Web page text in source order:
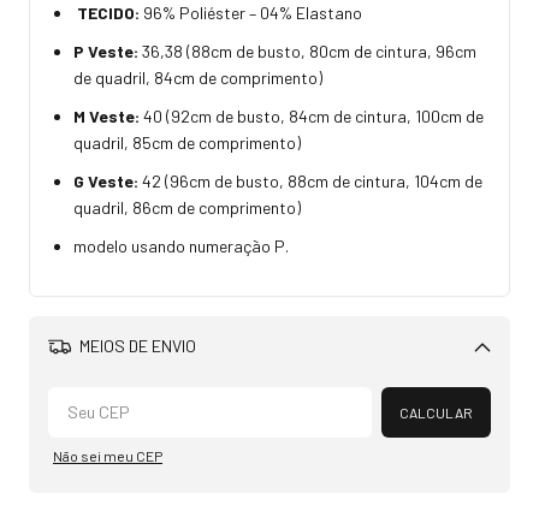
TECIDO: 96% Poliéster – 04% Elastano
P Veste: 36,38 (88cm de busto, 80cm de cintura, 96cm
de quadril, 84cm de comprimento)
M Veste: 40 (92cm de busto, 84cm de cintura, 100cm de
quadril, 85cm de comprimento)
G Veste: 42 (96cm de busto, 88cm de cintura, 104cm de
quadril, 86cm de comprimento)
modelo usando numeração P.
MEIOS DE ENVIO
Alterar CEP
CALCULAR
Não sei meu CEP